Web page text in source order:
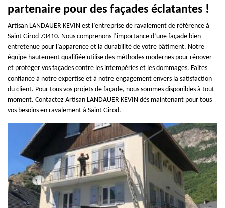
partenaire pour des façades éclatantes !
Artisan LANDAUER KEVIN est l’entreprise de ravalement de référence à
Saint Girod 73410. Nous comprenons l’importance d’une façade bien
entretenue pour l’apparence et la durabilité de votre bâtiment. Notre
équipe hautement qualifiée utilise des méthodes modernes pour rénover
et protéger vos façades contre les intempéries et les dommages. Faites
confiance à notre expertise et à notre engagement envers la satisfaction
du client. Pour tous vos projets de façade, nous sommes disponibles à tout
moment. Contactez Artisan LANDAUER KEVIN dès maintenant pour tous
vos besoins en ravalement à Saint Girod.